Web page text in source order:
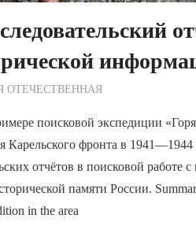
Редакции
ОТЕЧЕСТВЕННАЯ
поисковой экспедиции
Карельского фронта в
отчётов в поисковой
памяти России.
in the area